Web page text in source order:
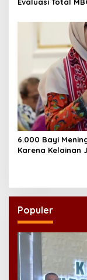
Massal
6.000 Bayi
Karena Kelainan
Populer